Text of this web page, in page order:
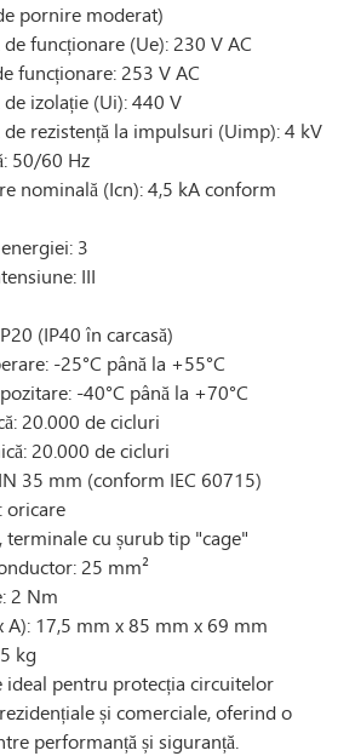
pornire moderat)
funcționare (Ue): 230 V AC
funcționare: 253 V AC
izolație (Ui): 440 V
rezistență la impulsuri (Uimp): 4 kV
50/60 Hz
nominală (Icn): 4,5 kA conform
3
III
(IP40 în carcasă)
-25°C până la +55°C
-40°C până la +70°C
20.000 de cicluri
20.000 de cicluri
35 mm (conform IEC 60715)
oricare
terminale cu șurub tip "cage"
25 mm²
2 Nm
A): 17,5 mm x 85 mm x 69 mm
kg
ideal pentru protecția circuitelor
și comerciale, oferind o
performanță și siguranță.